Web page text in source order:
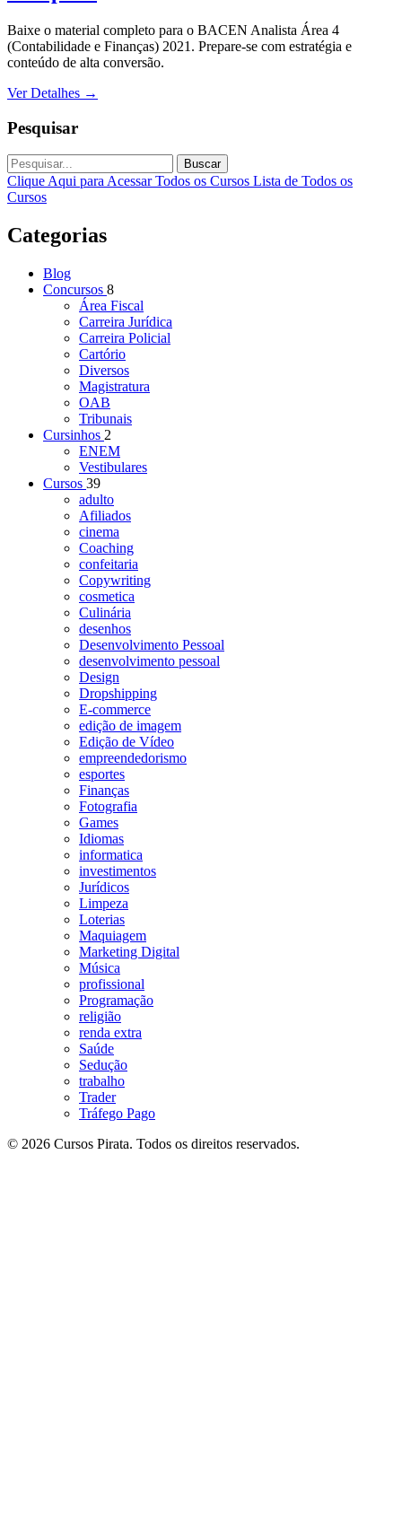
Baixe o material completo para o BACEN Analista Área 4
(Contabilidade e Finanças) 2021. Prepare-se com estratégia e
conteúdo de alta conversão.
Ver Detalhes →
Pesquisar
Buscar
Clique Aqui para Acessar Todos os Cursos Lista de Todos os
Cursos
Categorias
Blog
Concursos 8
Área Fiscal
Carreira Jurídica
Carreira Policial
Cartório
Diversos
Magistratura
OAB
Tribunais
Cursinhos 2
ENEM
Vestibulares
Cursos 39
adulto
Afiliados
cinema
Coaching
confeitaria
Copywriting
cosmetica
Culinária
desenhos
Desenvolvimento Pessoal
desenvolvimento pessoal
Design
Dropshipping
E-commerce
edição de imagem
Edição de Vídeo
empreendedorismo
esportes
Finanças
Fotografia
Games
Idiomas
informatica
investimentos
Jurídicos
Limpeza
Loterias
Maquiagem
Marketing Digital
Música
profissional
Programação
religião
renda extra
Saúde
Sedução
trabalho
Trader
Tráfego Pago
© 2026 Cursos Pirata. Todos os direitos reservados.